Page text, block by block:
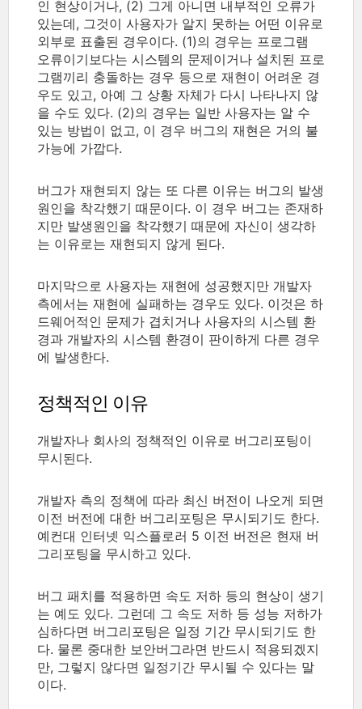
인 현상이거나, (2) 그게 아니면 내부적인 오류가
있는데, 그것이 사용자가 알지 못하는 어떤 이유로
외부로 표출된 경우이다. (1)의 경우는 프로그램
오류이기보다는 시스템의 문제이거나 설치된 프로
그램끼리 충돌하는 경우 등으로 재현이 어려운 경
우도 있고, 아예 그 상황 자체가 다시 나타나지 않
을 수도 있다. (2)의 경우는 일반 사용자는 알 수
있는 방법이 없고, 이 경우 버그의 재현은 거의 불
가능에 가깝다.
버그가 재현되지 않는 또 다른 이유는 버그의 발생
원인을 착각했기 때문이다. 이 경우 버그는 존재하
지만 발생원인을 착각했기 때문에 자신이 생각하
는 이유로는 재현되지 않게 된다.
마지막으로 사용자는 재현에 성공했지만 개발자
측에서는 재현에 실패하는 경우도 있다. 이것은 하
드웨어적인 문제가 겹치거나 사용자의 시스템 환
경과 개발자의 시스템 환경이 판이하게 다른 경우
에 발생한다.
정책적인 이유
개발자나 회사의 정책적인 이유로 버그리포팅이
무시된다.
개발자 측의 정책에 따라 최신 버전이 나오게 되면
이전 버전에 대한 버그리포팅은 무시되기도 한다.
예컨대 인터넷 익스플로러 5 이전 버전은 현재 버
그리포팅을 무시하고 있다.
버그 패치를 적용하면 속도 저하 등의 현상이 생기
는 예도 있다. 그런데 그 속도 저하 등 성능 저하가
심하다면 버그리포팅은 일정 기간 무시되기도 한
다. 물론 중대한 보안버그라면 반드시 적용되겠지
만, 그렇지 않다면 일정기간 무시될 수 있다는 말
이다.